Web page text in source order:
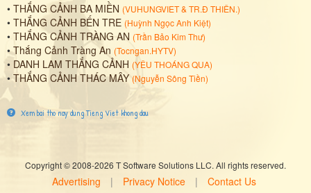
• THẮNG CẢNH BA MIỀN (VUHUNGVIET& TR.Đ THIÊN.)
• THẮNG CẢNH BẾN TRE (Huỳnh Ngọc Anh Kiệt)
• THẮNG CẢNH TRÀNG AN (Trần Bảo Kim Thư)
•Thắng Cảnh Tràng An (Tocngan.HYTV)
• DANH LAM THẮNG CẢNH (YÊU THOÁNG QUA)
•THẮNG CẢNH THÁC MÂY (Nguyễn Sông Tiền)
Xem bai tho nay dung Tieng Viet khong dau
Copyright © 2008-2026 T Software Solutions LLC. All rights reserved.
Advertising | Privacy Notice | Contact Us